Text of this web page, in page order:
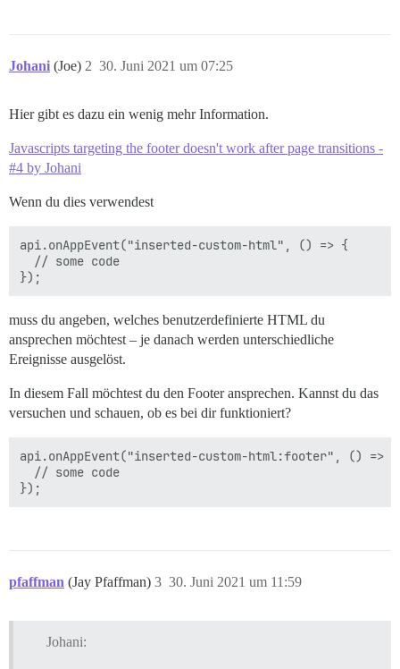
Johani (Joe) 30. Juni 2021 um 07:25
2
Hier gibt es dazu ein wenig mehr Information.
Javascripts targeting the footer doesn't work after page transitions -
#4 by Johani
Wenn du dies verwendest
api.onAppEvent("inserted-custom-html", () => {
  // some code
muss du angeben, welches benutzerdefinierte HTML du
ansprechen möchtest – je danach werden unterschiedliche
Ereignisse ausgelöst.
In diesem Fall möchtest du den Footer ansprechen. Kannst du das
versuchen und schauen, ob es bei dir funktioniert?
api.onAppEvent("inserted-custom-html:footer", () => {
  // some code
pfaffman (Jay Pfaffman) 30. Juni 2021 um 11:59
3
Johani: